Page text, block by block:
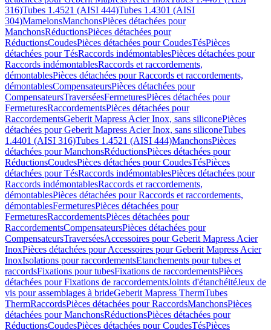
316)Tubes 1.4521 (AISI 444)Tubes 1.4301 (AISI
304)MamelonsManchonsPièces détachées pour
ManchonsRéductionsPièces détachées pour
RéductionsCoudesPièces détachées pour CoudesTésPièces
détachées pour TésRaccords indémontablesPièces détachées pour
Raccords indémontablesRaccords et raccordements,
démontablesPièces détachées pour Raccords et raccordements,
démontablesCompensateursPièces détachées pour
CompensateursTraverséesFermeturesPièces détachées pour
FermeturesRaccordementsPièces détachées pour
RaccordementsGeberit Mapress Acier Inox, sans siliconePièces
détachées pour Geberit Mapress Acier Inox, sans siliconeTubes
1.4401 (AISI 316)Tubes 1.4521 (AISI 444)ManchonsPièces
détachées pour ManchonsRéductionsPièces détachées pour
RéductionsCoudesPièces détachées pour CoudesTésPièces
détachées pour TésRaccords indémontablesPièces détachées pour
Raccords indémontablesRaccords et raccordements,
démontablesPièces détachées pour Raccords et raccordements,
démontablesFermeturesPièces détachées pour
FermeturesRaccordementsPièces détachées pour
RaccordementsCompensateursPièces détachées pour
CompensateursTraverséesAccessoires pour Geberit Mapress Acier
InoxPièces détachées pour Accessoires pour Geberit Mapress Acier
InoxIsolations pour raccordementsEtanchements pour tubes et
raccordsFixations pour tubesFixations de raccordementsPièces
détachées pour Fixations de raccordementsJoints d'étanchéitéJeux de
vis pour assemblages à brideGeberit Mapress ThermTubes
ThermRaccordsPièces détachées pour RaccordsManchonsPièces
détachées pour ManchonsRéductionsPièces détachées pour
RéductionsCoudesPièces détachées pour CoudesTésPièces